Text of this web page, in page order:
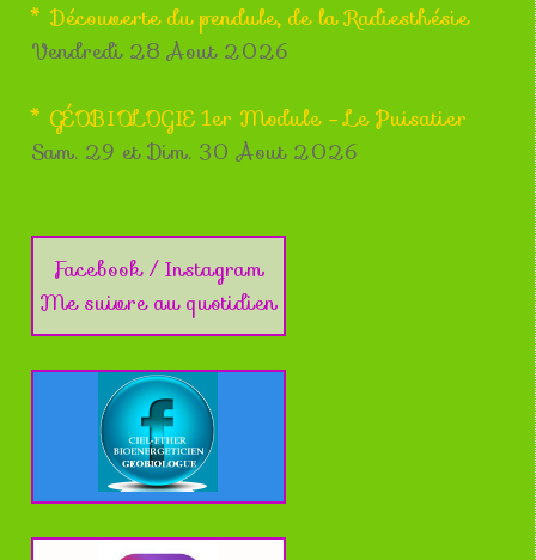
* Découverte du pendule, de la Radiesthésie
Vendredi 28 Aout 2026
* GÉOBIOLOGIE 1er Module - Le Puisatier
Sam. 29 et Dim. 30 Aout 2026
Facebook / Instagram
Me suivre au quotidien